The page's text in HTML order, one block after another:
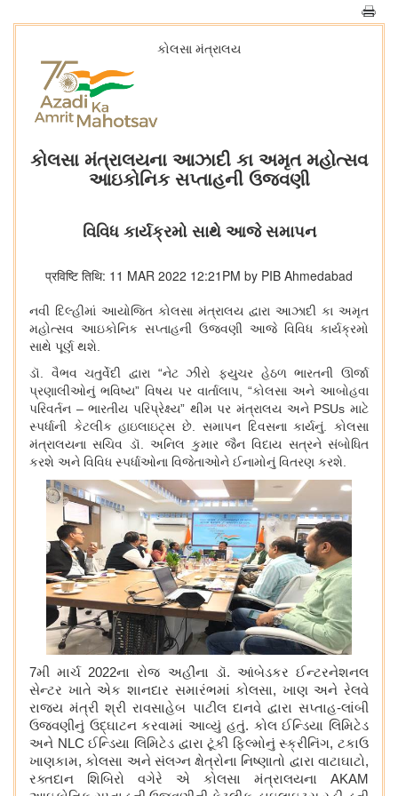
કોલસા મંત્રાલય
કોલસા મંત્રાલયના આઝાદી કા અમૃત મહોત્સવ
આઇકોનિક સપ્તાહની ઉજવણી
વિવિધ કાર્યક્રમો સાથે આજે સમાપન
प्रविष्टि तिथि: 11 MAR 2022 12:21PM by PIB Ahmedabad
નવી દિલ્હીમાં આયોજિત કોલસા મંત્રાલય દ્વારા આઝાદી કા અમૃત
મહોત્સવ આઇકોનિક સપ્તાહની ઉજવણી આજે વિવિધ કાર્યક્રમો
સાથે પૂર્ણ થશે.
ડૉ. વૈભવ ચતુર્વેદી દ્વારા “નેટ ઝીરો ફ્યુચર હેઠળ ભારતની ઊર્જા
પ્રણાલીઓનું ભવિષ્ય” વિષય પર વાર્તાલાપ, “કોલસા અને આબોહવા
પરિવર્તન – ભારતીય પરિપ્રેક્ષ્ય” થીમ પર મંત્રાલય અને PSUsમાટે
સ્પર્ધાની કેટલીક હાઇલાઇટ્સ છે. સમાપન દિવસના કાર્યનું. કોલસા
મંત્રાલયના સચિવ ડૉ. અનિલ કુમાર જૈન વિદાય સત્રને સંબોધિત
કરશે અને વિવિધ સ્પર્ધાઓના વિજેતાઓને ઈનામોનું વિતરણ કરશે.
7મી માર્ચ 2022ના રોજ અહીંના ડૉ. આંબેડકર ઈન્ટરનેશનલ
સેન્ટર ખાતે એક શાનદાર સમારંભમાં કોલસા, ખાણ અને રેલવે
રાજ્ય મંત્રી શ્રી રાવસાહેબ પાટીલ દાનવે દ્વારા સપ્તાહ-લાંબી
ઉજવણીનું ઉદ્ઘાટન કરવામાં આવ્યું હતું. કોલ ઈન્ડિયા લિમિટેડ
અને NLCઈન્ડિયા લિમિટેડ દ્વારા ટૂંકી ફિલ્મોનું સ્ક્રીનિંગ, ટકાઉ
ખાણકામ,કોલસા અને સંલગ્ન ક્ષેત્રોના નિષ્ણાતો દ્વારા વાટાઘાટો,
રક્તદાન શિબિરો વગેરે એ કોલસા મંત્રાલયના AKAM